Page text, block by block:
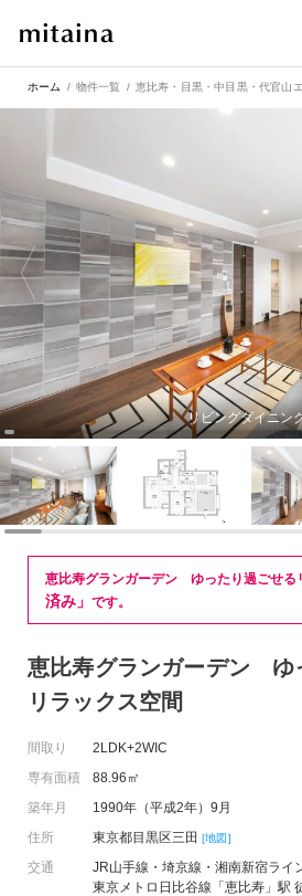
ホーム 物件一覧 恵比寿・目黒・中目黒・代官山
リビングダイニン
恵比寿グランガーデン ゆったり過ごせる
済み」 です。
恵比寿グランガーデン ゆ
リラックス空間
間取り
2LDK+2WIC
専有面積
88.96㎡
築年月
1990年（平成2年）9月
住所
東京都目黒区三田 [地図]
交通
JR山手線・埼京線・湘南新宿ライ
東京メトロ日比谷線「恵比寿」駅